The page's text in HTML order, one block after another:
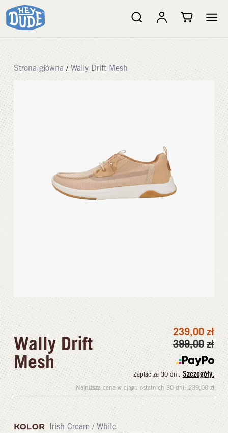
Strona główna / Wally Drift Mesh
Wally Drift
Mesh
239,00 zł
399,00 zł
Zapłać za 30 dni.Szczegóły.
Najniższa cena w ciągu ostatnich 30 dni: 239,00 zł
KOLOR Irish Cream / White